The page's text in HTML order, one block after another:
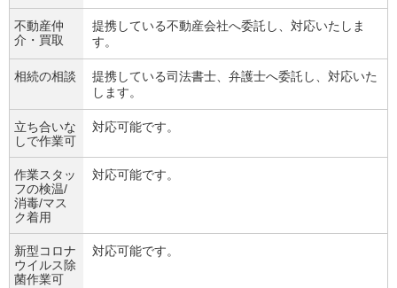
不動産仲
介・買取
提携している不動産会社へ委託し、対応いたしま
す。
相続の相談
提携している司法書士、弁護士へ委託し、対応いた
します。
立ち合いな
しで作業可
対応可能です。
作業スタッ
フの検温/
消毒/マス
ク着用
対応可能です。
新型コロナ
ウイルス除
菌作業可
対応可能です。